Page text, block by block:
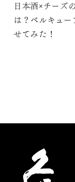
日本酒×チーズ
は？ベルキュー
せてみた！